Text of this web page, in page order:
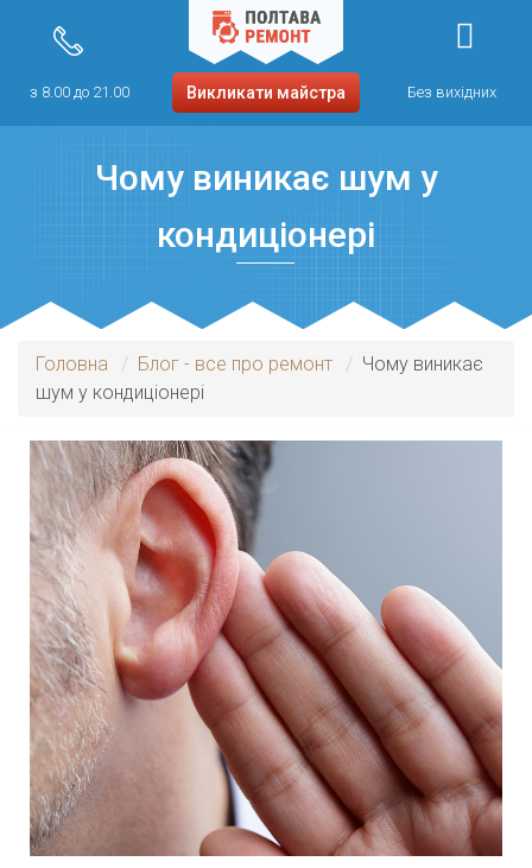
з 8.00 до 21.00 Викликати майстра Без вихідних
Чому виникає шум у
кондиціонері
Головна Блог - все про ремонт
Чому виникає
шум у кондиціонері